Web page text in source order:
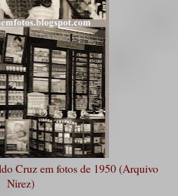
Cruz em fotos de 1950 (Arquivo
Nirez)